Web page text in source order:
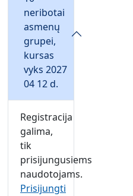
neribotai
asmenų
grupei,
kursas
vyks 2027
04 12 d.
Registracija
galima,
tik
prisijungusiems
naudotojams.
Prisijungti